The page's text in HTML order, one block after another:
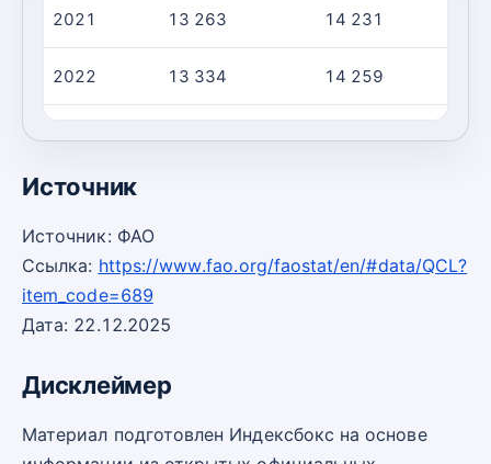
2021 13 263 14 231
2022 13 334 14 259
Источник
Источник: ФАО
Ссылка: https://www.fao.org/faostat/en/#data/QCL?
item_code=689
Дата: 22.12.2025
Дисклеймер
Материал подготовлен Индексбокс на основе